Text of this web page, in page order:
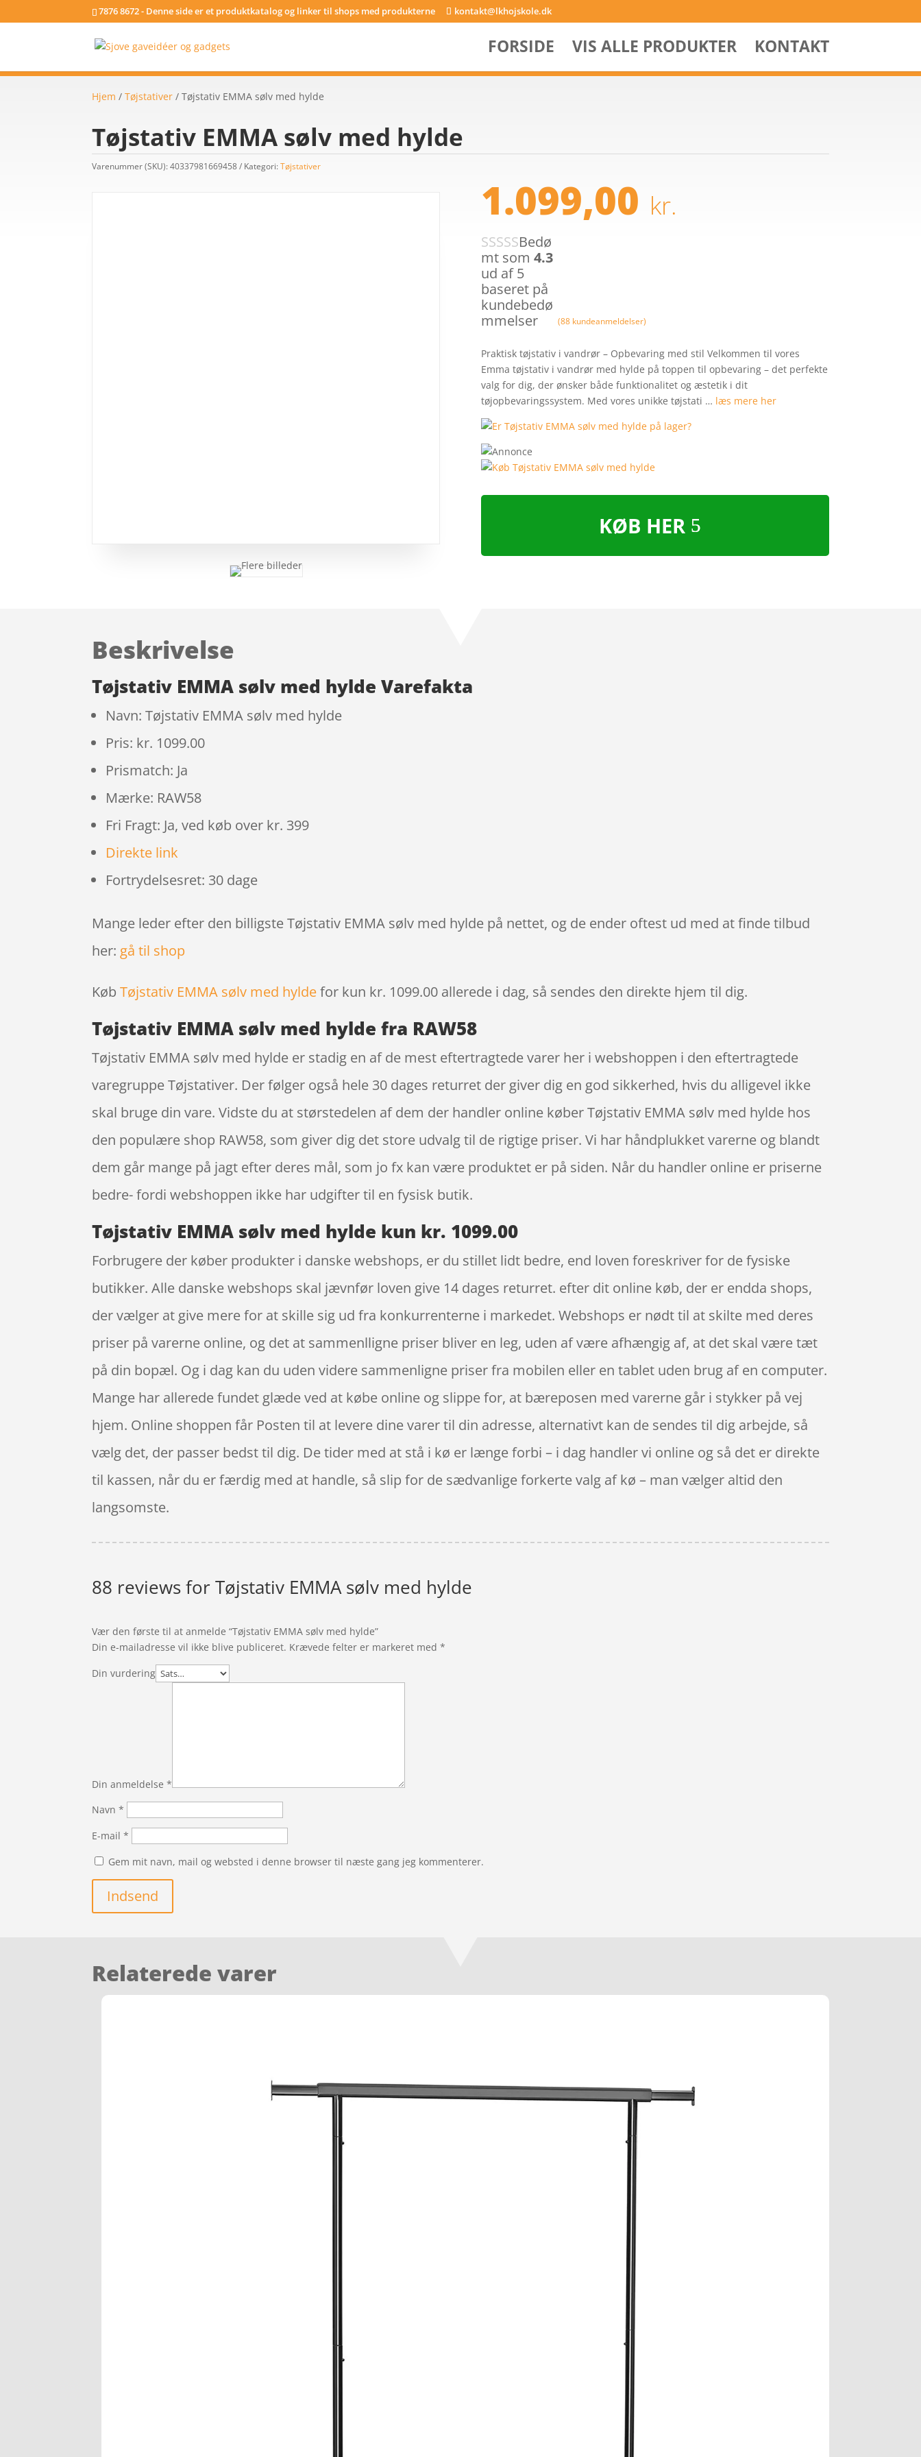
7876 8672 - Denne side er et produktkatalog og linker til shops med produkterne kontakt@lkhojskole.dk
FORSIDE VIS ALLE PRODUKTER KONTAKT
Hjem /Tøjstativer / Tøjstativ EMMA sølv med hylde
Tøjstativ EMMA sølv med hylde
Varenummer (SKU):40337981669458 Kategori:Tøjstativer
1.099,00 kr.
Bedø
mt som 4.3
ud af 5
baseret på
kundebedø
mmelser
(88kundeanmeldelser)
Praktisk tøjstativ i vandrør – Opbevaring med stil Velkommen til vores
Emma tøjstativ i vandrør med hylde på toppen til opbevaring – det perfekte
valg for dig, der ønsker både funktionalitet og æstetik i dit
tøjopbevaringssystem. Med vores unikke tøjstati … læs mere her
KØB HER
Beskrivelse
Tøjstativ EMMA sølv med hylde Varefakta
Navn: Tøjstativ EMMA sølv med hylde
Pris: kr. 1099.00
Prismatch: Ja
Mærke: RAW58
Fri Fragt: Ja, ved køb over kr. 399
Direkte link
Fortrydelsesret: 30 dage
Mange leder efter den billigste Tøjstativ EMMA sølv med hylde på nettet, og de ender oftest ud med at finde tilbud
her:gå til shop
KøbTøjstativ EMMA sølv med hyldefor kun kr. 1099.00 allerede i dag, så sendes den direkte hjem til dig.
Tøjstativ EMMA sølv med hylde fra RAW58
Tøjstativ EMMA sølv med hylde er stadig en af de mest eftertragtede varer her i webshoppen i den eftertragtede
varegruppe Tøjstativer. Der følger også hele 30 dages returret der giver dig en god sikkerhed, hvis du alligevel ikke
skal bruge din vare. Vidste du at størstedelen af dem der handler online køber Tøjstativ EMMA sølv med hylde hos
den populære shop RAW58, som giver dig det store udvalg til de rigtige priser. Vi har håndplukket varerne og blandt
dem går mange på jagt efter deres mål, som jo fx kan være produktet er på siden. Når du handler online er priserne
bedre- fordi webshoppen ikke har udgifter til en fysisk butik.
Tøjstativ EMMA sølv med hylde kun kr. 1099.00
Forbrugere der køber produkter i danske webshops, er du stillet lidt bedre, end loven foreskriver for de fysiske
butikker. Alle danske webshops skal jævnfør loven give 14 dages returret. efter dit online køb, der er endda shops,
der vælger at give mere for at skille sig ud fra konkurrenterne i markedet. Webshops er nødt til at skilte med deres
priser på varerne online, og det at sammenlligne priser bliver en leg, uden af være afhængig af, at det skal være tæt
på din bopæl. Og i dag kan du uden videre sammenligne priser fra mobilen eller en tablet uden brug af en computer.
Mange har allerede fundet glæde ved at købe online og slippe for, at bæreposen med varerne går i stykker på vej
hjem. Online shoppen får Posten til at levere dine varer til din adresse, alternativt kan de sendes til dig arbejde, så
vælg det, der passer bedst til dig. De tider med at stå i kø er længe forbi – i dag handler vi online og så det er direkte
til kassen, når du er færdig med at handle, så slip for de sædvanlige forkerte valg af kø – man vælger altid den
langsomste.
88 reviews forTøjstativ EMMA sølv med hylde
Vær den første til at anmelde “Tøjstativ EMMA sølv med hylde”
Din e-mailadresse vil ikke blive publiceret. Krævede felter er markeret med*
Din vurdering
Din anmeldelse*
Navn*
E-mail*
Gem mit navn, mail og websted i denne browser til næste gang jeg kommenterer.
Indsend
Relaterede varer